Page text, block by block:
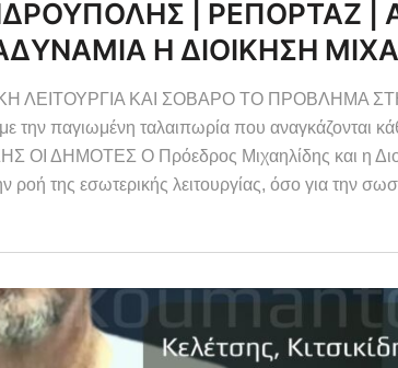
| ΡΕΠΟΡΤΑΖ |
Η ΔΙΟΙΚΗΣΗ
ΛΕΙΤΟΥΡΓΙΑ ΚΑΙ ΣΟΒΑΡΟ ΤΟ ΠΡΟΒΛΗΜΑ
την παγιωμένη ταλαιπωρία που
ΔΗΜΟΤΕΣ Ο Πρόεδρος Μιχαηλίδης και η
ροή της εσωτερικής λειτουργίας, όσο για την